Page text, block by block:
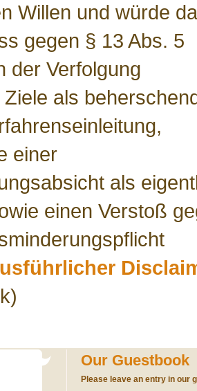
Willen und würde
gegen § 13 Abs. 5
der Verfolgung
als
einer
als
einen Verstoß
Our Guestbook
Please leave an entry in our